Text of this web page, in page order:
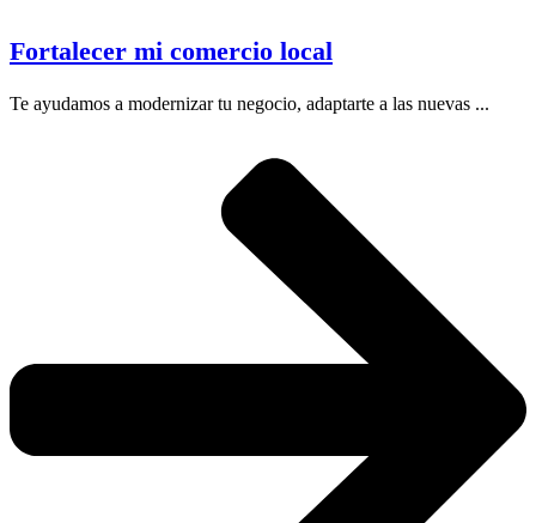
Fortalecer mi comercio local
Te ayudamos a modernizar tu negocio, adaptarte a las nuevas ...